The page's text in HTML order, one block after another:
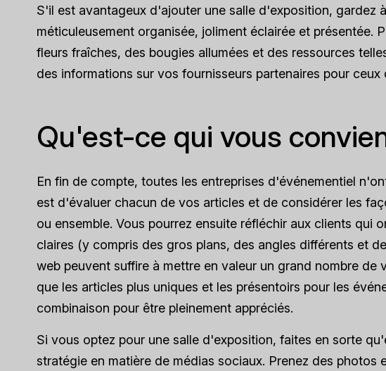
S'il est avantageux d'ajouter une salle d'exposition, gardez
méticuleusement organisée, joliment éclairée et présentée.
fleurs fraîches, des bougies allumées et des ressources
des informations sur vos fournisseurs partenaires pour ceux
Qu'est-ce qui vous
En fin de compte, toutes les entreprises d'événementiel
est d'évaluer chacun de vos articles et de considérer les
ou ensemble. Vous pourrez ensuite réfléchir aux clients qui
claires (y compris des gros plans, des angles différents et
web peuvent suffire à mettre en valeur un grand nombre
que les articles plus uniques et les présentoirs pour les
combinaison pour être pleinement appréciés.
Si vous optez pour une salle d'exposition, faites en sorte
stratégie en matière de médias sociaux. Prenez des